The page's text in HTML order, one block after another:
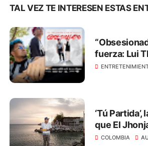
TAL VEZ TE INTERESEN ESTAS
fuerza: Lui
El Mallo
‘Tú
que El
homenaje a
COLOMBIA